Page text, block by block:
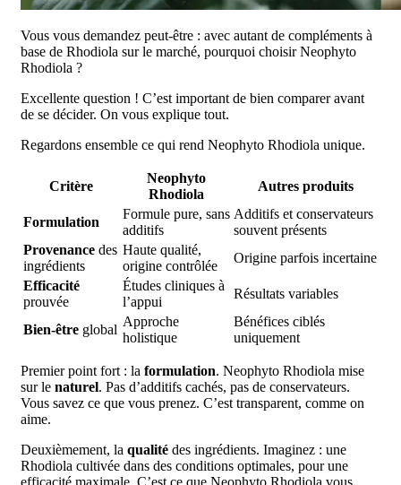
Vous vous demandez peut-être : avec autant de compléments à
base de Rhodiola sur le marché, pourquoi choisir Neophyto
Rhodiola ?
Excellente question ! C’est important de bien comparer avant
de se décider. On vous explique tout.
Regardons ensemble ce qui rend Neophyto Rhodiola unique.
Critère
Neophyto
Rhodiola
Autres produits
Formulation
Formule pure, sans
additifs
Additifs et conservateurs
souvent présents
Provenance des
ingrédients
Haute qualité,
origine contrôlée
Origine parfois incertaine
Efficacité
prouvée
Études cliniques à
l’appui
Résultats variables
Bien-être global
Approche
holistique
Bénéfices ciblés
uniquement
Premier point fort : la formulation. Neophyto Rhodiola mise
sur le naturel. Pas d’additifs cachés, pas de conservateurs.
Vous savez ce que vous prenez. C’est transparent, comme on
aime.
Deuxièmement, la qualité des ingrédients. Imaginez : une
Rhodiola cultivée dans des conditions optimales, pour une